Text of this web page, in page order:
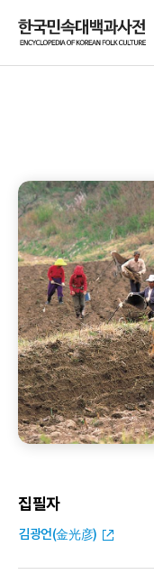
집필자
김광언(金光彦)